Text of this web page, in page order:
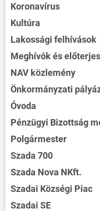
Koronavírus
Kultúra
Lakossági felhívások
Meghívók és
NAV közlemény
Önkormányzati
Óvoda
Pénzügyi Bizottság
Polgármester
Szada 700
Szada Nova NKft.
Szadai Községi Piac
Szadai SE